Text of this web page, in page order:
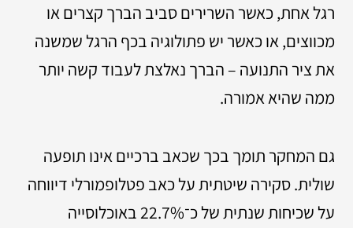
רגל אחת, כאשר השרירים סביב הברך קצרים או
מכווצים, או כאשר יש פתולוגיה בכף הרגל שמשנה
את ציר התנועה – הברך נאלצת לעבוד קשה יותר
ממה שהיא אמורה.
גם המחקר תומך בכך שכאב ברכיים אינו תופעה
שולית. סקירה שיטתית על כאב פטלופמורלי דיווחה
על שכיחות שנתית של כ־22.7% באוכלוסייה